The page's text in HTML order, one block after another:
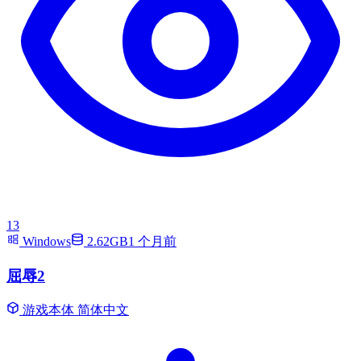
13
Windows
2.62GB1 个月前
屈辱2
游戏本体 简体中文